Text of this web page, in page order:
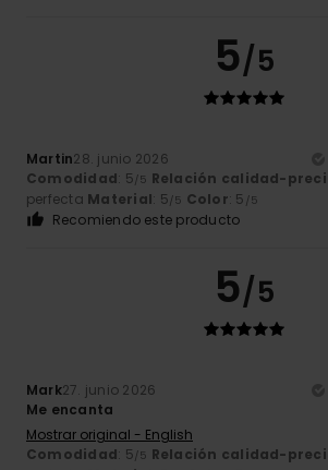
5/5
Martin28. junio 2026
Comodidad: 5/5 Relación calidad-
perfecta Material: 5/5 Color: 5 /5
Recomiendo este producto
5/5
Mark27. junio 2026
Me encanta
Mostrar original - English
Comodidad: 5/5 Relación calidad-